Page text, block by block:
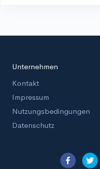
Unternehmen
Kontakt
Impressum
Nutzungsbedingungen
Datenschutz